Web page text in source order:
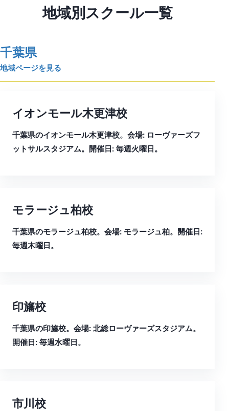
地域別スクール一覧
千葉県
地域ページを見る
イオンモール木更津校
千葉県のイオンモール木更津校。会場: ローヴァーズフ
ットサルスタジアム。開催日: 毎週火曜日。
モラージュ柏校
千葉県のモラージュ柏校。会場: モラージュ柏。開催日:
毎週木曜日。
印旛校
千葉県の印旛校。会場: 北総ローヴァーズスタジアム。
開催日: 毎週水曜日。
市川校